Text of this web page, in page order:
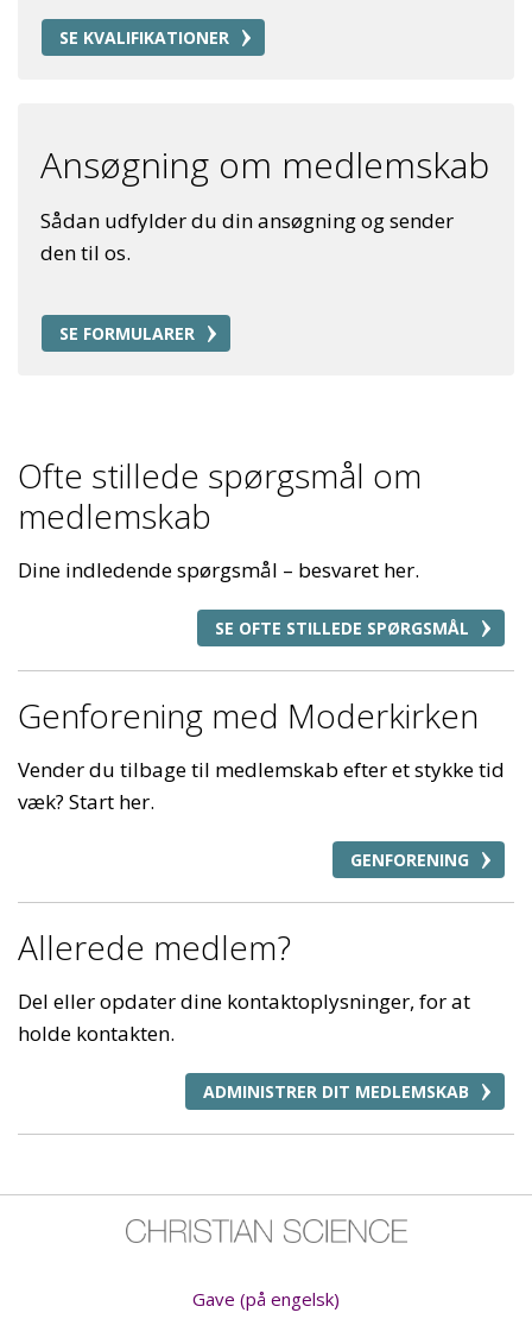
SE KVALIFIKATIONER
Ansøgning om medlemskab
Sådan udfylder du din ansøgning og sender
den til os.
SE FORMULARER
Ofte stillede spørgsmål om
medlemskab
Dine indledende spørgsmål – besvaret her.
SE OFTE STILLEDE SPØRGSMÅL
Genforening med Moderkirken
Vender du tilbage til medlemskab efter et stykke tid
væk? Start her.
GENFORENING
Allerede medlem?
Del eller opdater dine kontaktoplysninger, for at
holde kontakten.
ADMINISTRER DIT MEDLEMSKAB
Gave (på engelsk)